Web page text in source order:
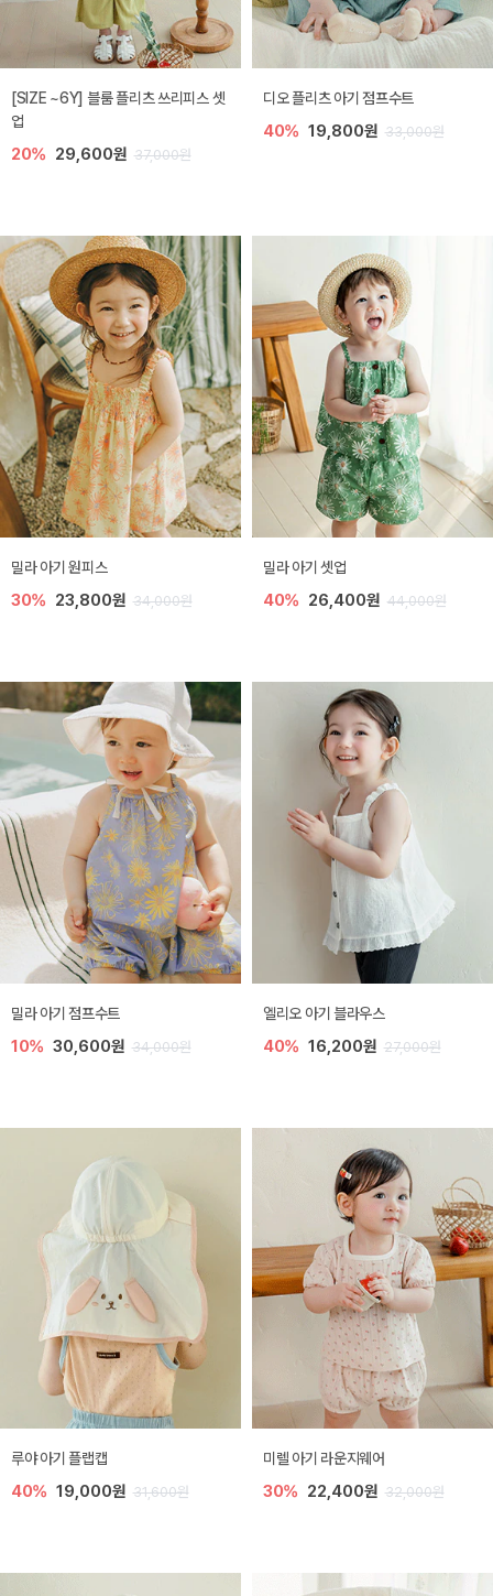
[SIZE ~6Y] 블룸 플리츠 쓰리피스 셋
업
20% 29,600원 37,000원
디오 플리츠 아기 점프수트
40% 19,800원 33,000원
밀라 아기 원피스
30% 23,800원 34,000원
밀라 아기 셋업
40% 26,400원 44,000원
밀라 아기 점프수트
10% 30,600원 34,000원
엘리오 아기 블라우스
40% 16,200원 27,000원
루야 아기 플랩캡
40% 19,000원 31,600원
미렐 아기 라운지웨어
30% 22,400원 32,000원